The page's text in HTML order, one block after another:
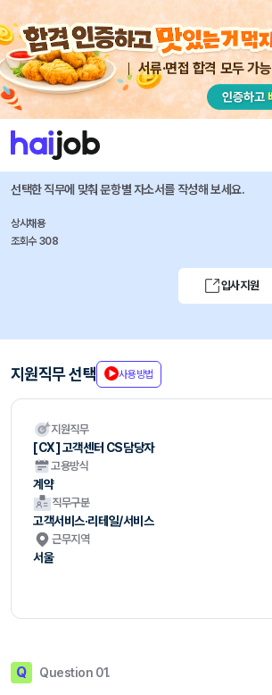
서류·면접 합격 모두 가능
채용공고 자소서 자유항목 자소서 내 작성목록
리멤버앤컴퍼니 즐겨찾기
[CX] 고객센터 CS담당자(계약직)
선택한 직무에 맞춰 문항별 자소서를 작성해 보세요.
상시채용
조회수 308
입사지원
지원직무 선택 사용방법
지원직무
[CX] 고객센터 CS담당자
고용방식
계약
직무구분
고객서비스·리테일/서비스
근무지역
서울
Q Question 01.